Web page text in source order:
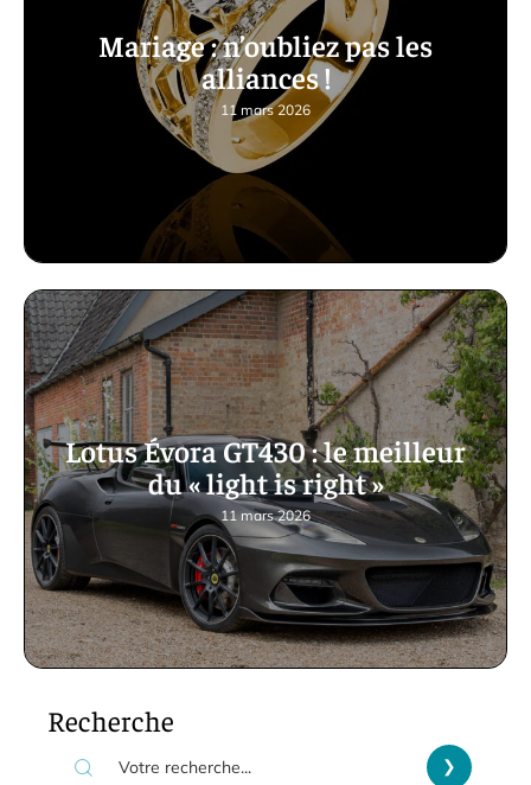
Mariage : n’oubliez pas les
alliances !
11 mars 2026
Lotus Évora GT430 : le meilleur
du « light is right »
11 mars 2026
Recherche